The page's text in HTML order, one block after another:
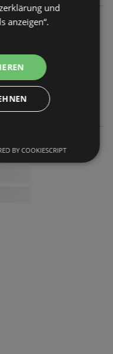
und
anzeigen“.
BY COOKIESCRIPT